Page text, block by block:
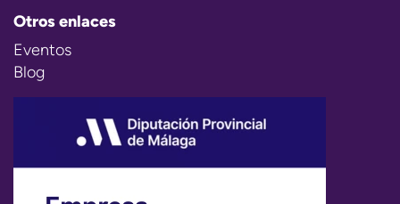
Otros enlaces
Eventos
Blog